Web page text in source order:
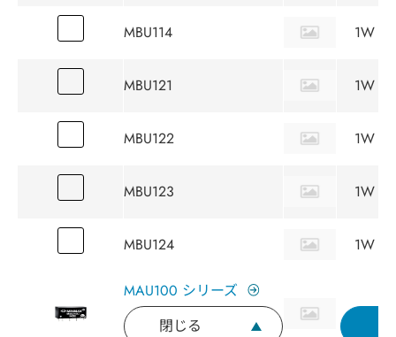
MBU114 1W
MBU121 1W
MBU122 1W
MBU123 1W
MBU124 1W
MAU100 シリーズ
閉じる